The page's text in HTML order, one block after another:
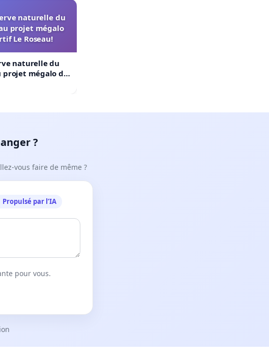
naturelle du
projet mégalo
Le Roseau!
naturelle du
projet mégalo du
?
vous faire de même ?
Propulsé par l’IA
pour vous.